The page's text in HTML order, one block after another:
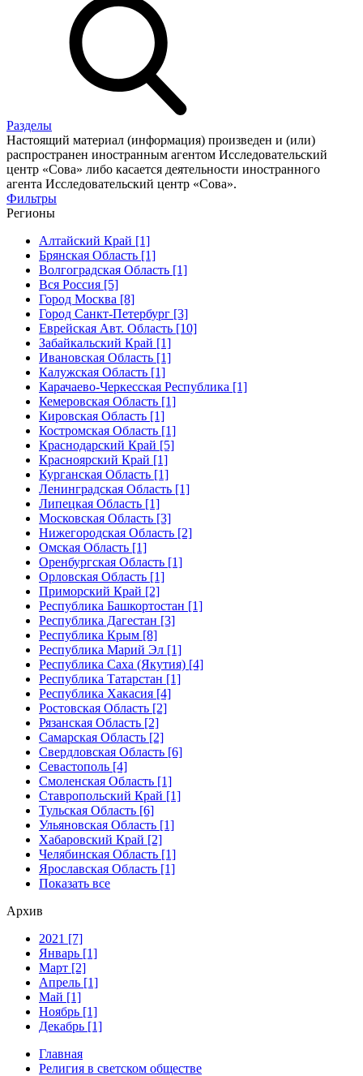
Разделы
Настоящий материал (информация) произведен и (или)
распространен иностранным агентом Исследовательский
центр «Сова» либо касается деятельности иностранного
агента Исследовательский центр «Сова».
Фильтры
Регионы
Алтайский Край [1]
Брянская Область [1]
Волгоградская Область [1]
Вся Россия [5]
Город Москва [8]
Город Санкт-Петербург [3]
Еврейская Авт. Область [10]
Забайкальский Край [1]
Ивановская Область [1]
Калужская Область [1]
Карачаево-Черкесская Республика [1]
Кемеровская Область [1]
Кировская Область [1]
Костромская Область [1]
Краснодарский Край [5]
Красноярский Край [1]
Курганская Область [1]
Ленинградская Область [1]
Липецкая Область [1]
Московская Область [3]
Нижегородская Область [2]
Омская Область [1]
Оренбургская Область [1]
Орловская Область [1]
Приморский Край [2]
Республика Башкортостан [1]
Республика Дагестан [3]
Республика Крым [8]
Республика Марий Эл [1]
Республика Саха (Якутия) [4]
Республика Татарстан [1]
Республика Хакасия [4]
Ростовская Область [2]
Рязанская Область [2]
Самарская Область [2]
Свердловская Область [6]
Севастополь [4]
Смоленская Область [1]
Ставропольский Край [1]
Тульская Область [6]
Ульяновская Область [1]
Хабаровский Край [2]
Челябинская Область [1]
Ярославская Область [1]
Показать все
Архив
2021 [7]
Январь [1]
Март [2]
Апрель [1]
Май [1]
Ноябрь [1]
Декабрь [1]
Главная
Религия в светском обществе